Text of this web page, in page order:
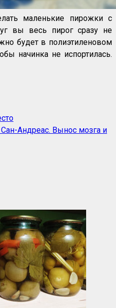
маленькие пирожки с
вы весь пирог сразу не
будет в полиэтиленовом
начинка не испортилась.
Андреас. Вынос мозга и